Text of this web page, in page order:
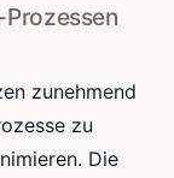
zunehmend
zu
Die